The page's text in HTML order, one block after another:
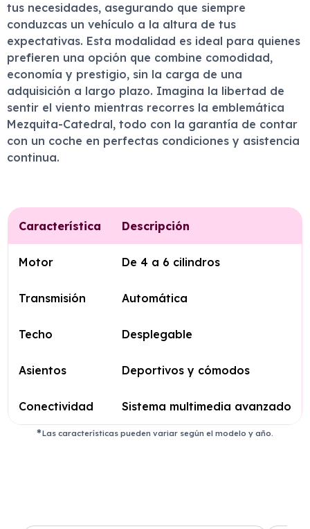
tus necesidades, asegurando que siempre
conduzcas un vehículo a la altura de tus
expectativas. Esta modalidad es ideal para quienes
prefieren una opción que combine comodidad,
economía y prestigio, sin la carga de una
adquisición a largo plazo. Imagina la libertad de
sentir el viento mientras recorres la emblemática
Mezquita-Catedral, todo con la garantía de contar
con un coche en perfectas condiciones y asistencia
continua.
Característica Descripción
Motor De 4 a 6 cilindros
Transmisión Automática
Techo Desplegable
Asientos Deportivos y cómodos
Conectividad Sistema multimedia avanzado
Las características pueden variar según el modelo y año.